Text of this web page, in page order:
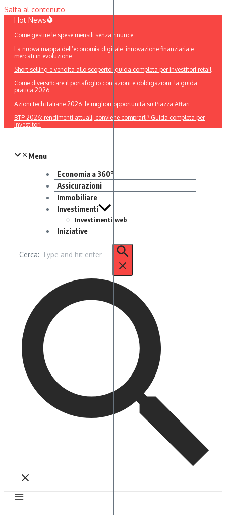
Salta al contenuto
Hot News
Come gestire le spese mensili senza rinunce
La nuova mappa dell’economia digitale: innovazione finanziaria e
mercati in evoluzione
Short selling e vendita allo scoperto: guida completa per investitori retail
Come diversificare il portafoglio con azioni e obbligazioni: la guida
pratica 2026
Azioni tech italiane 2026: le migliori opportunità su Piazza Affari
BTP 2026: rendimenti attuali, conviene comprarli? Guida completa per
investitori
Menu
Economia a 360°
Assicurazioni
Immobiliare
Investimenti
Investimenti web
Iniziative
Cerca: